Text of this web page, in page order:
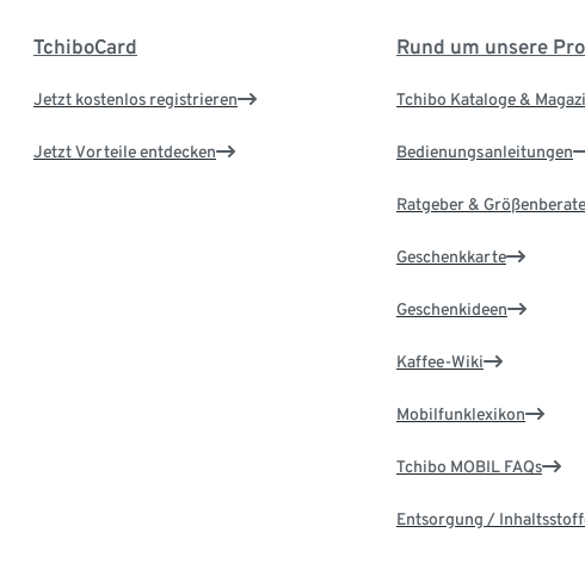
TchiboCard
Jetzt kostenlos registrieren
Jetzt Vorteile entdecken
Rund um unsere
Tchibo Kataloge &
Bedienungsanleitungen
Ratgeber &
Geschenkkarte
Geschenkideen
Kaffee-Wiki
Mobilfunklexikon
Tchibo MOBIL FAQs
Entsorgung /